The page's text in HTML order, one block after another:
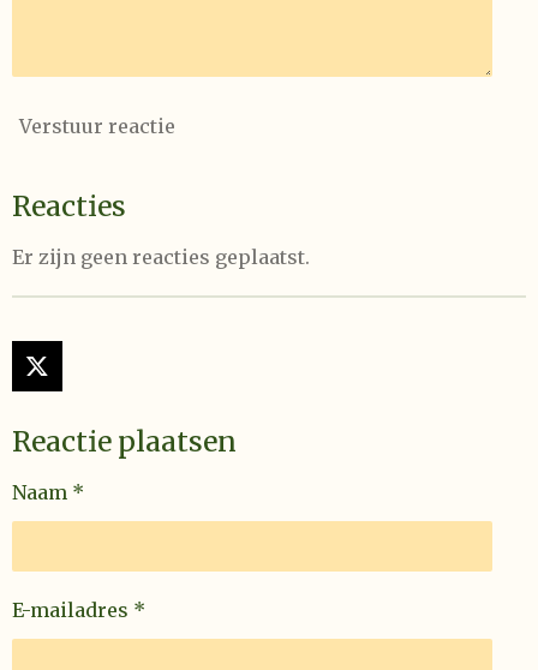
Verstuur reactie
Reacties
Er zijn geen reacties geplaatst.
X
Reactie plaatsen
Naam *
E-mailadres *